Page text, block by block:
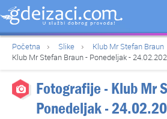
Početna Slike
Klub Mr Stefan Braun
Klub Mr Stefan Braun - Ponedeljak -
Fotografije - Klub Mr
Ponedeljak -